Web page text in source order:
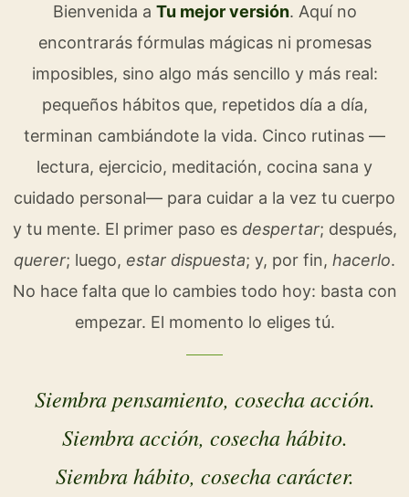
Bienvenida a Tu mejor versión. Aquí no
encontrarás fórmulas mágicas ni promesas
imposibles, sino algo más sencillo y más real:
pequeños hábitos que, repetidos día a día,
terminan cambiándote la vida. Cinco rutinas —
lectura, ejercicio, meditación, cocina sana y
cuidado personal— para cuidar a la vez tu cuerpo
y tu mente. El primer paso es despertar; después,
querer; luego, estar dispuesta; y, por fin, hacerlo.
No hace falta que lo cambies todo hoy: basta con
empezar. El momento lo eliges tú.
Siembra pensamiento, cosecha acción.
Siembra acción, cosecha hábito.
Siembra hábito, cosecha carácter.